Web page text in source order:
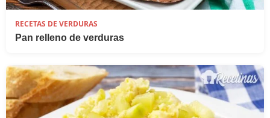
RECETAS DE VERDURAS
Pan relleno de verduras